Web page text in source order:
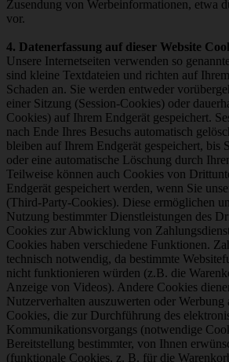
Zusendung von Werbeinformationen, etwa
vor.
4. Datenerfassung auf dieser Website
Unsere Internetseiten verwenden so
sind kleine Textdateien und richten auf
Schaden an. Sie werden entweder
einer Sitzung (Session-Cookies) oder
Cookies) auf Ihrem Endgerät gespeichert.
nach Ende Ihres Besuchs automatisch
bleiben auf Ihrem Endgerät gespeichert, bis
oder eine automatische Löschung durch
Teilweise können auch Cookies von
Endgerät gespeichert werden, wenn Sie
(Third-Party-Cookies). Diese ermöglichen
Nutzung bestimmter Dienstleistungen des
Cookies zur Abwicklung von
Cookies haben verschiedene Funktionen.
technisch notwendig, da bestimmte
nicht funktionieren würden (z.B. die
Anzeige von Videos). Andere Cookies
Nutzerverhalten auszuwerten oder Werbung
Cookies, die zur Durchführung des
Kommunikationsvorgangs (notwendige
Bereitstellung bestimmter, von Ihnen
(funktionale Cookies, z. B. für die